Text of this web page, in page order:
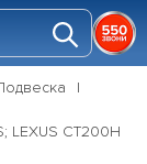
LEXUS CT200H